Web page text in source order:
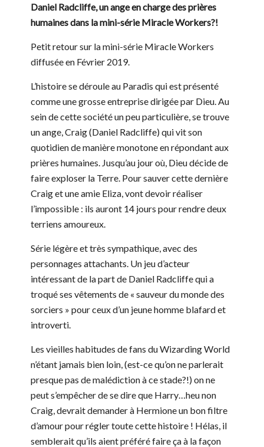
Daniel Radcliffe, un ange en charge des prières
humaines dans la mini-série Miracle Workers?!
Petit retour sur la mini-série Miracle Workers
diffusée en Février 2019.
L’histoire se déroule au Paradis qui est présenté
comme une grosse entreprise dirigée par Dieu. Au
sein de cette société un peu particulière, se trouve
un ange, Craig (Daniel Radcliffe) qui vit son
quotidien de manière monotone en répondant aux
prières humaines. Jusqu’au jour où, Dieu décide de
faire exploser la Terre. Pour sauver cette dernière
Craig et une amie Eliza, vont devoir réaliser
l’impossible : ils auront 14 jours pour rendre deux
terriens amoureux.
Série légère et très sympathique, avec des
personnages attachants. Un jeu d’acteur
intéressant de la part de Daniel Radcliffe qui a
troqué ses vêtements de « sauveur du monde des
sorciers » pour ceux d’un jeune homme blafard et
introverti.
Les vieilles habitudes de fans du Wizarding World
n’étant jamais bien loin, (est-ce qu’on ne parlerait
presque pas de malédiction à ce stade?!) on ne
peut s’empêcher de se dire que Harry…heu non
Craig, devrait demander à Hermione un bon filtre
d’amour pour régler toute cette histoire ! Hélas, il
semblerait qu’ils aient préféré faire ça à la façon